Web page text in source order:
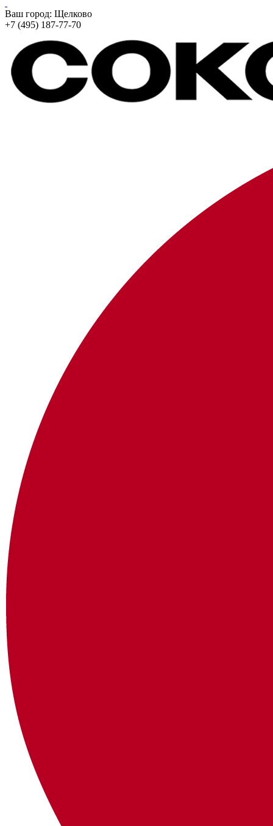
Ваш город: Щелково
+7 (495) 187-77-70